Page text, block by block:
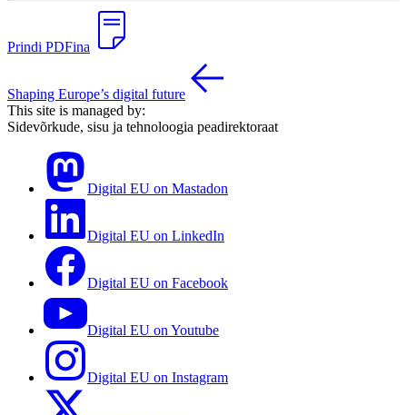
Prindi PDFina
Shaping Europe’s digital future
This site is managed by:
Sidevõrkude, sisu ja tehnoloogia peadirektoraat
Digital EU on Mastadon
Digital EU on LinkedIn
Digital EU on Facebook
Digital EU on Youtube
Digital EU on Instagram